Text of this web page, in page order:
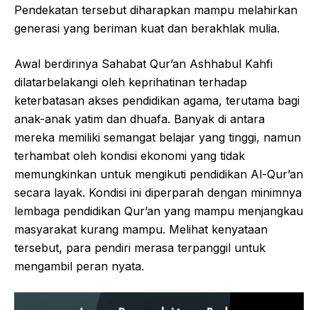
Pendekatan tersebut diharapkan mampu melahirkan
generasi yang beriman kuat dan berakhlak mulia.
Awal berdirinya Sahabat Qur’an Ashhabul Kahfi
dilatarbelakangi oleh keprihatinan terhadap
keterbatasan akses pendidikan agama, terutama bagi
anak-anak yatim dan dhuafa. Banyak di antara
mereka memiliki semangat belajar yang tinggi, namun
terhambat oleh kondisi ekonomi yang tidak
memungkinkan untuk mengikuti pendidikan Al-Qur’an
secara layak. Kondisi ini diperparah dengan minimnya
lembaga pendidikan Qur’an yang mampu menjangkau
masyarakat kurang mampu. Melihat kenyataan
tersebut, para pendiri merasa terpanggil untuk
mengambil peran nyata.